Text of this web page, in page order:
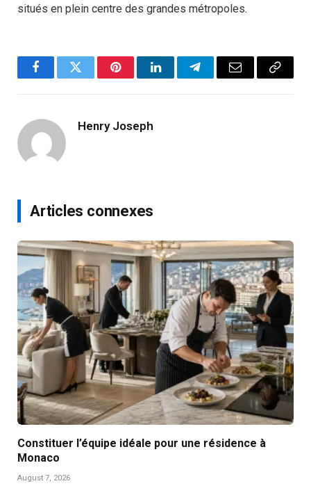
situés en plein centre des grandes métropoles.
FacebookTwitter PinterestLinkedInTelegramEmail
Copy
Henry Joseph
Articles connexes
Constituer l’équipe idéale pour une résidence à
Monaco
August 7, 2026